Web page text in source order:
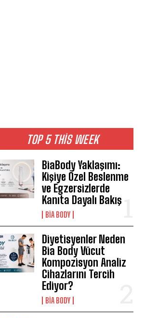
TOP 5 THIS WEEK
BiaBody Yaklaşımı:
Kişiye Özel Beslenme
ve Egzersizlerde
Kanıta Dayalı Bakış
BIA BODY
Diyetisyenler Neden
Bia Body Vücut
Kompozisyon Analiz
Cihazlarını Tercih
Ediyor?
BIA BODY